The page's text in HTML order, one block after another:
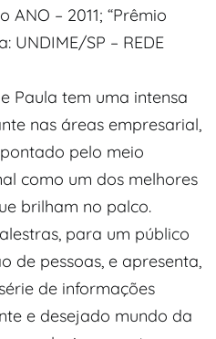
ANO – 2011; “Prêmio
UNDIME/SP – REDE
Paula tem uma intensa
nas áreas empresarial,
pelo meio
como um dos melhores
brilham no palco.
para um público
de pessoas, e apresenta,
de informações
e desejado mundo da